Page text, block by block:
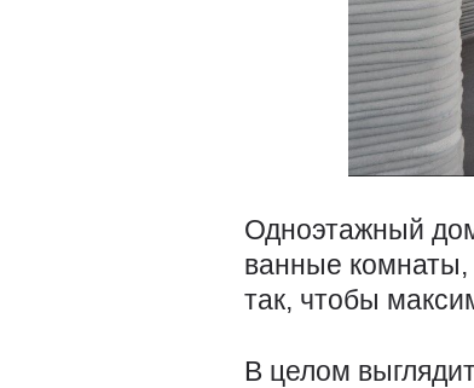
Одноэтажный
ванные комнаты,
так, чтобы
В целом